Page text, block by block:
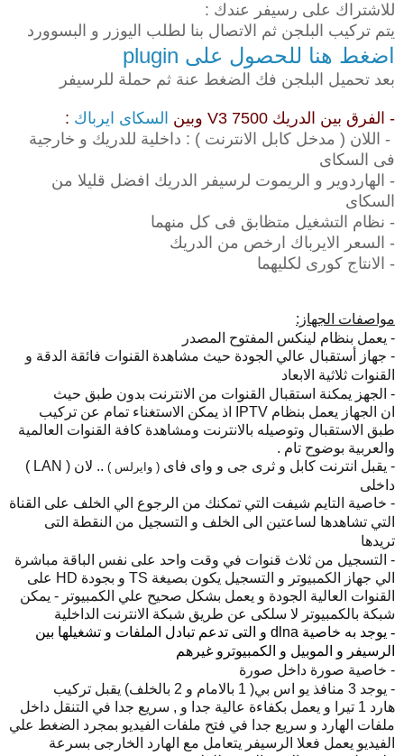
للاشتراك على رسيفر عندك :
يتم تركيب البلجن ثم الاتصال بنا لطلب اليوزر و البسوورد
اضغط هنا للحصول على plugin
بعد تحميل البلجن فك الضغط عنة ثم حملة للرسيفر
- الفرق بين الدريك 7500 V3 وبين السكاى ايرباك :
- اللان ( مدخل كابل الانترنت ) : داخلية للدريك و خارجية
فى السكاى
- الهاردوير و الريموت لرسيفر الدريك افضل قليلا من
السكاى
- نظام التشغيل متظابق فى كل منهما
- السعر الايرباك ارخص من الدريك
- الانتاج كورى لكليهما
مواصفات الجهاز:
- يعمل بنظام لينكس المفتوح المصدر
- جهاز أستقبال عالي الجودة حيث مشاهدة القنوات فائقة الدقة و
القنوات ثلاثية الابعاد
- الجهز يمكنة استقبال القنوات من الانترنت بدون طبق حيث
ان
الجهاز يعمل بنظام IPTV اذ يمكن الاستغناء تمام عن تركيب
طبق الاستقبال وتوصيله بالانترنت ومشاهدة كافة القنوات العالمية
والعربية بوضوح تام .
- يقبل انترنت كابل و ثرى جى و واى فاى ( وايرلس )
.. لان ( LAN )
داخلى
- خاصية التايم شيفت التي تمكنك من الرجوع الي الخلف على القناة
التي تشاهدها لساعتين الى الخلف و التسجيل من النقطة التى
تريدها
- التسجيل من ثلاث قنوات في وقت واحد على نفس الباقة مباشرة
الي جهاز الكمبيوتر و التسجيل يكون بصيغة TS و بجودة HD على
القنوات العالية الجودة و يعمل بشكل صحيح علي الكمبيوتر - يمكن
شبكة بالكمبيوتر لا سلكى عن طريق شبكة الانترنت الداخلية
- يوجد به خاصية
dlna و التى تدعم تبادل الملفات و تشغيلها بين
الرسيفر و الموبيل و الكمبيوترو غيرهم
- خاصية صورة داخل صورة
- يوجد 3 منافذ يو اس بي( 1 بالامام و 2 بالخلف) يقبل تركيب
هارد 1 تيرا و يعمل بكفاءة عالية جدا و , سريع جدا في التنقل داخل
ملفات الهارد و سريع جدا في فتح ملفات الفيديو بمجرد الضغط علي
الفيديو يعمل فعلا الرسيفر يتعامل مع الهارد الخارجى بسرعة